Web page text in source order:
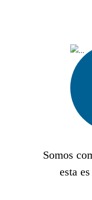
Somos
esta